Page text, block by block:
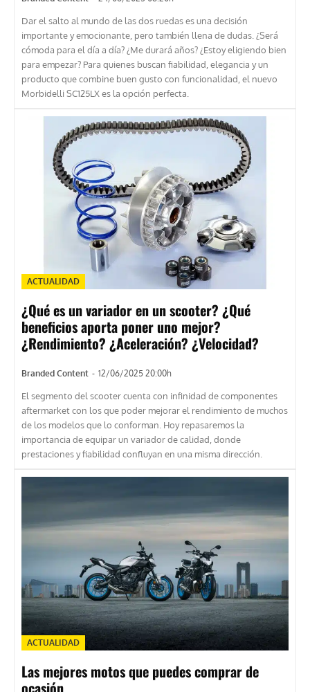
Dar el salto al mundo de las dos ruedas es una decisión
importante y emocionante, pero también llena de dudas. ¿Será
cómoda para el día a día? ¿Me durará años? ¿Estoy eligiendo bien
para empezar? Para quienes buscan fiabilidad, elegancia y un
producto que combine buen gusto con funcionalidad, el nuevo
Morbidelli SC125LX es la opción perfecta.
ACTUALIDAD
¿Qué es un variador en un scooter? ¿Qué
beneficios aporta poner uno mejor?
¿Rendimiento? ¿Aceleración? ¿Velocidad?
Branded Content - 12/06/2025 20:00h
El segmento del scooter cuenta con infinidad de componentes
aftermarket con los que poder mejorar el rendimiento de muchos
de los modelos que lo conforman. Hoy repasaremos la
importancia de equipar un variador de calidad, donde
prestaciones y fiabilidad confluyan en una misma dirección.
ACTUALIDAD
Las mejores motos que puedes comprar de